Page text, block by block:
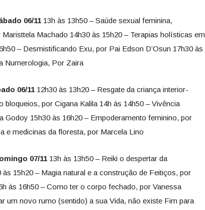
06/11 13h às 13h50 – Saúde sexual feminina,
Machado 14h30 às 15h20 – Terapias holísticas em
– Desmistificando Exu, por Pai Edson D’Osun 17h30 às
Numerologia, Por Zaira
06/11 12h30 às 13h20 – Resgate da criança interior-
bloqueios, por Cigana Kalila 14h às 14h50 – Vivência
Godoy 15h30 às 16h20 – Empoderamento feminino, por
e medicinas da floresta, por Marcela Lino
07/11 13h às 13h50 – Reiki o despertar da
15h20 – Magia natural e a construção de Feitiços, por
às 16h50 – Como ter o corpo fechado, por Vanessa
um novo rumo (sentido) a sua Vida, não existe Fim para